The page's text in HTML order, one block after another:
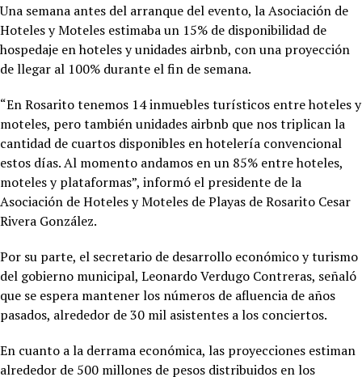
Una semana antes del arranque del evento, la Asociación de
Hoteles y Moteles estimaba un 15% de disponibilidad de
hospedaje en hoteles y unidades airbnb, con una proyección
de llegar al 100% durante el fin de semana.
“En Rosarito tenemos 14 inmuebles turísticos entre hoteles y
moteles, pero también unidades airbnb que nos triplican la
cantidad de cuartos disponibles en hotelería convencional
estos días. Al momento andamos en un 85% entre hoteles,
moteles y plataformas”, informó el presidente de la
Asociación de Hoteles y Moteles de Playas de Rosarito Cesar
Rivera González.
Por su parte, el secretario de desarrollo económico y turismo
del gobierno municipal, Leonardo Verdugo Contreras, señaló
que se espera mantener los números de afluencia de años
pasados, alrededor de 30 mil asistentes a los conciertos.
En cuanto a la derrama económica, las proyecciones estiman
alrededor de 500 millones de pesos distribuidos en los